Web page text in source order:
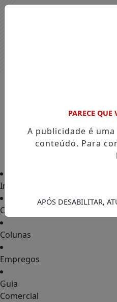
Início
Classificados
Colunas
Empregos
Guia
Comercial
PARECE
A publicidade é
conteúdo. Para
APÓS DESABILITAR,